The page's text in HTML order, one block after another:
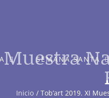
SEMANA SANTA
Muestra
Inicio Tob’art 2019. XI